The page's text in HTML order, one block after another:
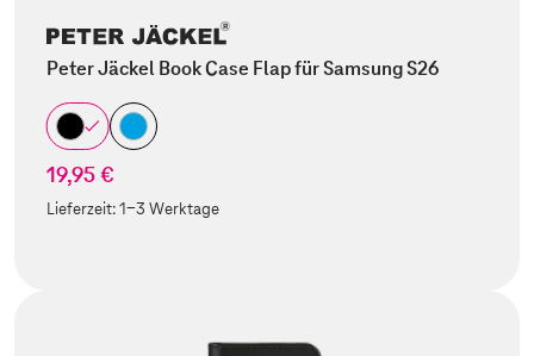
Peter Jäckel Book Case Flap für Samsung S26
19,95 €
Lieferzeit:1-3 Werktage